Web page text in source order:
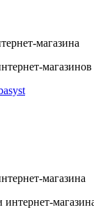
магазина
магазина